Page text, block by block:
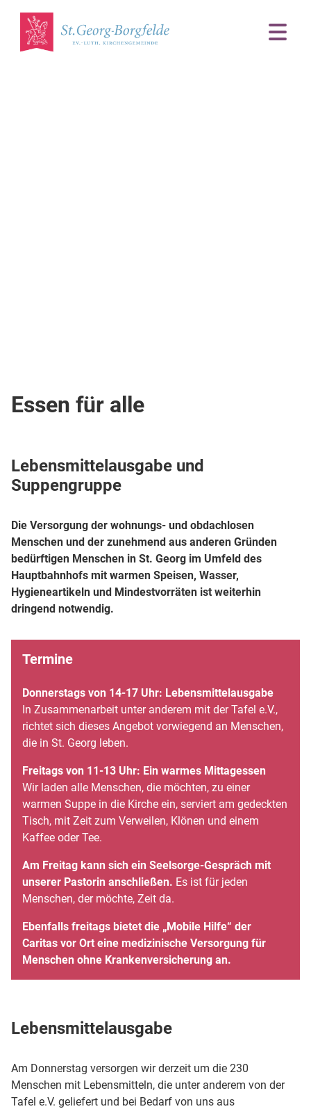
Essen für alle
Lebensmittelausgabe und
Suppengruppe
Die Versorgung der wohnungs- und obdachlosen
Menschen und der zunehmend aus anderen Gründen
bedürftigen Menschen in St. Georg im Umfeld des
Hauptbahnhofs mit warmen Speisen, Wasser,
Hygieneartikeln und Mindestvorräten ist weiterhin
dringend notwendig.
Termine
Donnerstags von 14-17 Uhr: Lebensmittelausgabe
In Zusammenarbeit unter anderem mit der Tafel e.V.,
richtet sich dieses Angebot vorwiegend an Menschen,
die in St. Georg leben.
Freitags von 11-13 Uhr: Ein warmes Mittagessen
Wir laden alle Menschen, die möchten, zu einer
warmen Suppe in die Kirche ein, serviert am gedeckten
Tisch, mit Zeit zum Verweilen, Klönen und einem
Kaffee oder Tee.
Am Freitag kann sich ein Seelsorge-Gespräch mit
unserer Pastorin anschließen. Es ist für jeden
Menschen, der möchte, Zeit da.
Ebenfalls freitags bietet die „Mobile Hilfe“ der
Caritas vor Ort eine medizinische Versorgung für
Menschen ohne Krankenversicherung an.
Lebensmittelausgabe
Am Donnerstag versorgen wir derzeit um die 230
Menschen mit Lebensmitteln, die unter anderem von der
Tafel e.V. geliefert und bei Bedarf von uns aus